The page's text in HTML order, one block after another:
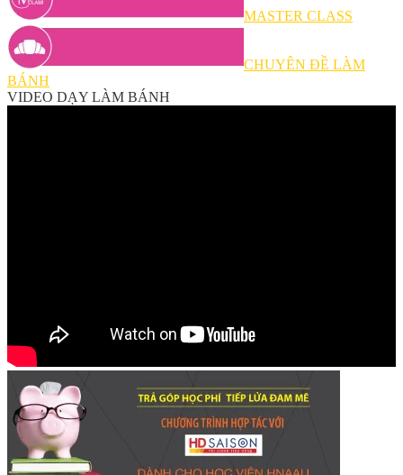
MASTER CLASS
CHUYÊN ĐỀ LÀM
BÁNH
VIDEO DẠY LÀM BÁNH